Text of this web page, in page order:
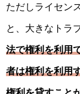
ただしライセン
と、大きなトラ
法で権利を利用
者は権利を利用